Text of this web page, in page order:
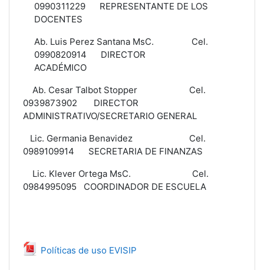
0990311229 REPRESENTANTE DE LOS
DOCENTES
Ab. Luis Perez Santana MsC. Cel.
0990820914 DIRECTOR
Ab. Cesar Talbot Stopper Cel.
0939873902 DIRECTOR
ADMINISTRATIVO/SECRETARIO GENERAL
Lic. Germania Benavidez Cel.
0989109914 SECRETARIA DE FINANZAS
Lic. Klever Ortega MsC. Cel.
0984995095 COORDINADOR DE ESCUELA
Políticas de uso EVISIP
Archivo